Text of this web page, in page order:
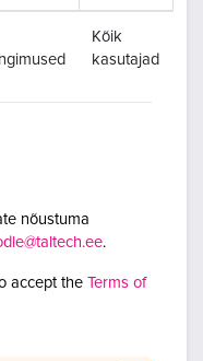
Kõik
kasutajad
nõustuma
.
accept the Terms of